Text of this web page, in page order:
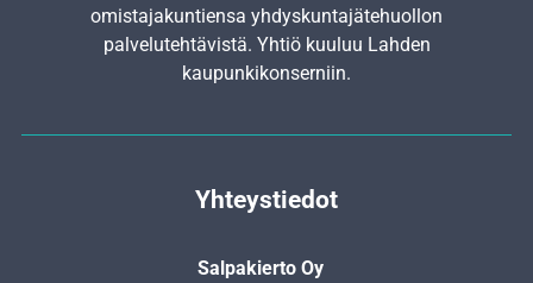
omistajakuntiensa yhdyskunta­jätehuollon
palvelutehtävistä. Yhtiö kuuluu Lahden
kaupunkikonserniin.
Yhteystiedot
Salpakierto Oy